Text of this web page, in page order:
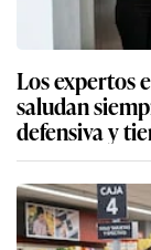
Los expertos
saludan
defensiva y